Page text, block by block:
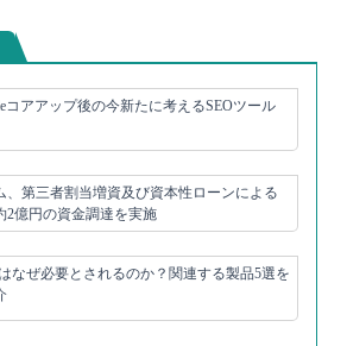
コアアップ後の今新たに考えるSEOツール
、第三者割当増資及び資本性ローンによる
2億円の資金調達を実施
なぜ必要とされるのか？関連する製品5選を